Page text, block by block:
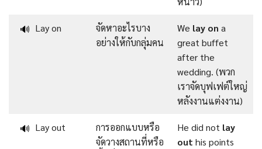
🔊 Lay on
จัดหาอะไรบาง
อย่างให้กับกลุ่มคน
We lay on a
great buffet
after the
wedding. (พวก
เราจัดบุฟเฟต์ใหญ่
หลังงานแต่งงาน)
🔊 Lay out
การออกแบบหรือ
จัดวางสถานที่หรือ
He did not lay
out his points